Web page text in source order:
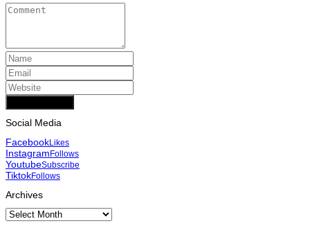
Social Media
FacebookLikes
InstagramFollows
YoutubeSubscribe
TiktokFollows
Archives
Archives